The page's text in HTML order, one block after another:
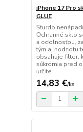
iPhone 17 Pro
GLUE
Sturdo
Ochranné sklo
a odolnosťou,
tým aj hodnotu
obsahuje filter,
súkromia pred
určite
14,83 €/ks